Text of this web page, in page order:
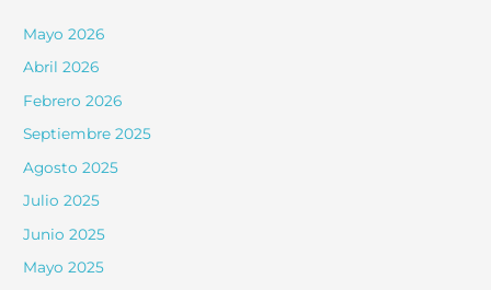
Mayo 2026
Abril 2026
Febrero 2026
Septiembre 2025
Agosto 2025
Julio 2025
Junio 2025
Mayo 2025